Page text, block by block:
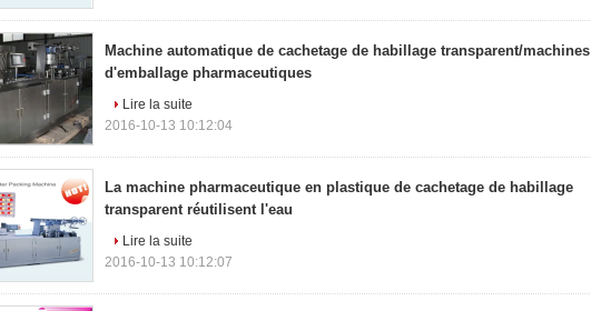
Machine automatique de cachetage de habillage transparent/machines
d'emballage pharmaceutiques
Lire la suite
2016-10-13 10:12:04
La machine pharmaceutique en plastique de cachetage de habillage
transparent réutilisent l'eau
Lire la suite
2016-10-13 10:12:07